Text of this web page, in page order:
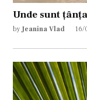
Unde sunt
by Jeanina Vlad 16/